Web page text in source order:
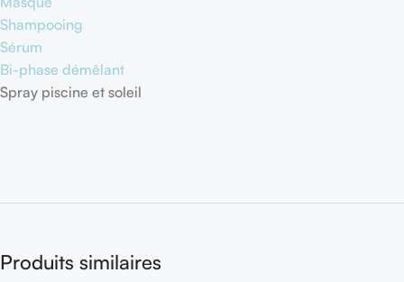
Shampooing
Sérum
Bi-phase démêlant
Spray piscine et soleil
Produits similaires